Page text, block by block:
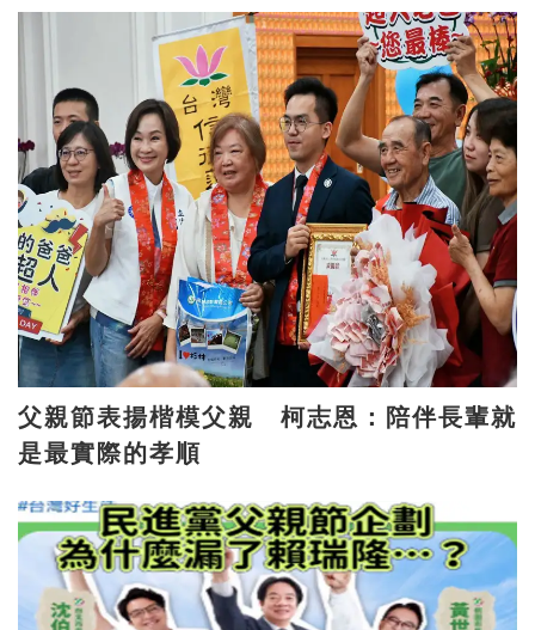
父親節表揚楷模父親 柯志恩：陪伴長輩就
是最實際的孝順